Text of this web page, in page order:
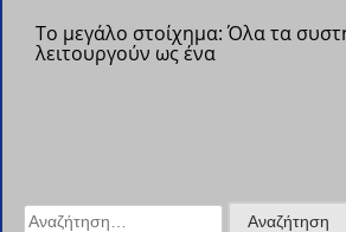
Το μεγάλο στοίχημα: Όλα τα
λειτουργούν ως ένα
Αναζήτηση